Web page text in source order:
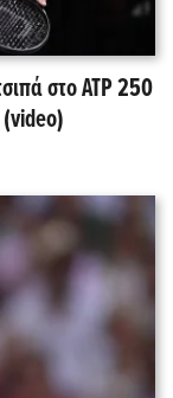
στο ATP 250